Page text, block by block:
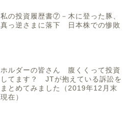
私の投資履歴書⑦－木に登った豚、
真っ逆さまに落下 日本株での惨敗
ホルダーの皆さん 腹くくって投資
してます？ JTが抱えている訴訟を
まとめてみました（2019年12月末
現在）